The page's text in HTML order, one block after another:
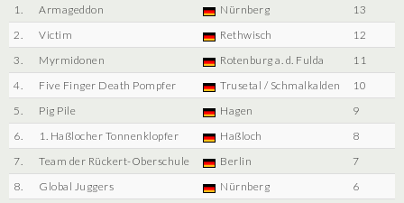
1.
Armageddon Nürnberg
13
2.
Victim Rethwisch
12
3.
Myrmidonen Rotenburg a. d. Fulda
11
4.
Five Finger Death Pompfer Trusetal / Schmalkalden
10
5.
Pig Pile Hagen
9
6.
1. Haßlocher Tonnenklopfer Haßloch
8
7.
Team der Rückert-Oberschule Berlin
7
8.
Global Juggers Nürnberg
6